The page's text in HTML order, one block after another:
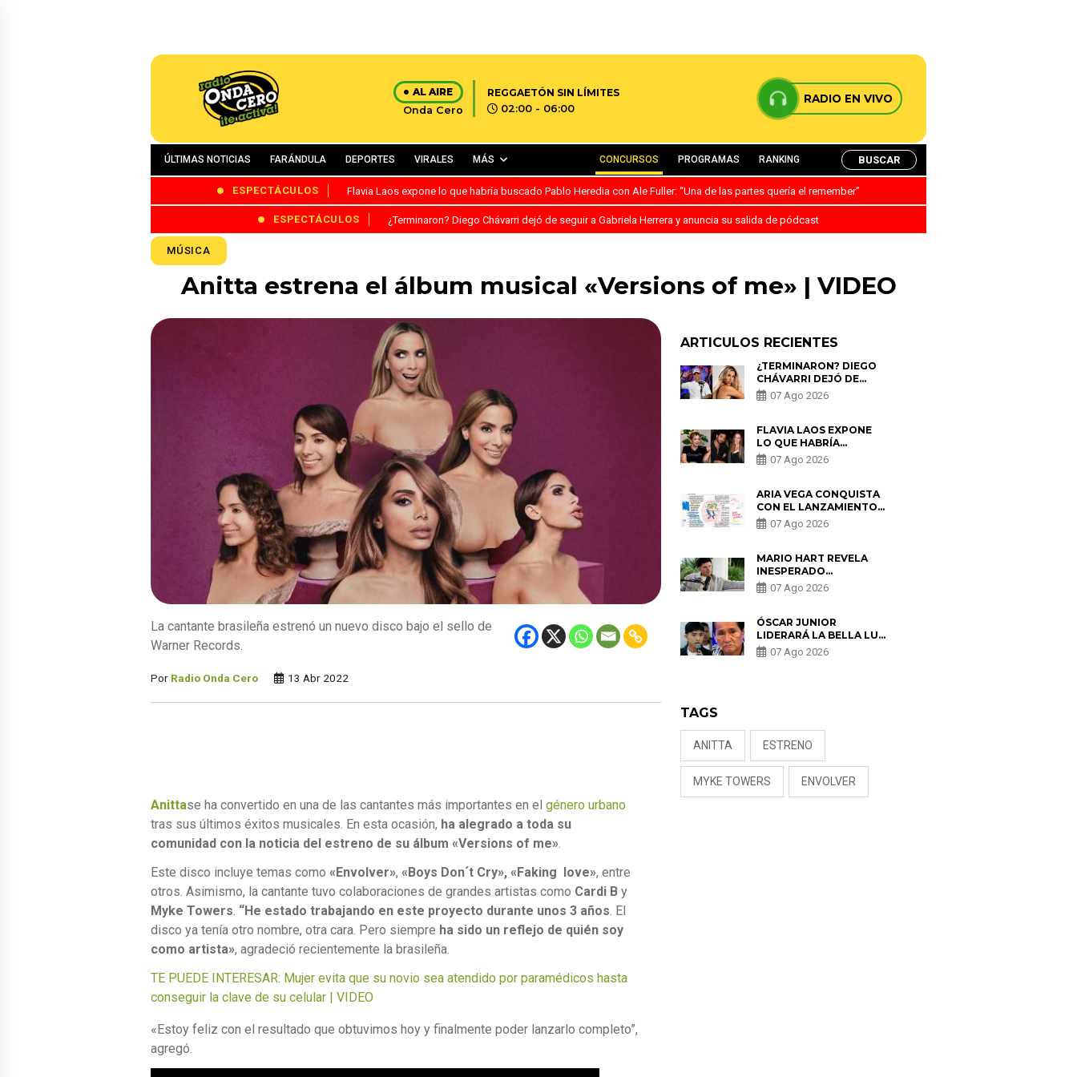
AL AIRE
Onda Cero
REGGAETÓN SIN LÍMITES
02:00 - 06:00
RADIO EN VIVO
ÚLTIMAS NOTICIAS FARÁNDULA DEPORTES VIRALES MÁS CONCURSOS PROGRAMAS RANKING BUSCAR
ESPECTÁCULOS Flavia Laos expone lo que habría buscado Pablo Heredia con Ale Fuller: “Una de las partes quería el remember”
ESPECTÁCULOS ¿Terminaron? Diego Chávarri dejó de seguir a Gabriela Herrera y anuncia su salida de pódcast
MÚSICA
Anitta estrena el álbum musical «Versions of me» | VIDEO
La cantante brasileña estrenó un nuevo disco bajo el sello de
Warner Records.
Por Radio Onda Cero 13 Abr 2022
Anittase ha convertido en una de las cantantes más importantes en el género urbano
tras sus últimos éxitos musicales. En esta ocasión, ha alegrado a toda su
comunidad con la noticia del estreno de su álbum «Versions of me».
Este disco incluye temas como «Envolver», «Boys Don´t Cry», «Faking love», entre
otros. Asimismo, la cantante tuvo colaboraciones de grandes artistas como Cardi B y
Myke Towers. “He estado trabajando en este proyecto durante unos 3 años. El
disco ya tenía otro nombre, otra cara. Pero siempre ha sido un reflejo de quién soy
como artista», agradeció recientemente la brasileña.
TE PUEDE INTERESAR: Mujer evita que su novio sea atendido por paramédicos hasta
conseguir la clave de su celular | VIDEO
«Estoy feliz con el resultado que obtuvimos hoy y finalmente poder lanzarlo completo”,
agregó.
ARTICULOS RECIENTES
¿TERMINARON? DIEGO
CHÁVARRI DEJÓ DE
SEGUIR A GABRIELA
HERRERA Y ANUNCIA SU
07 Ago 2026
FLAVIA LAOS EXPONE
LO QUE HABRÍA
BUSCADO PABLO
HEREDIA CON ALE
PARTES QUERÍA EL
REMEMBER”
07 Ago 2026
ARIA VEGA CONQUISTA
CON EL LANZAMIENTO
DE “TOTOTO (+4)”
07 Ago 2026
MARIO HART REVELA
INESPERADO
PROBLEMA DE SALUD
ANTES DE SEPARARSE
ENCONTRARON UN
TUMOR”
07 Ago 2026
ÓSCAR JUNIOR
LIDERARÁ LA BELLA LUZ
TRAS SALIDA DE SU
PADRE POR POLÉMICA
07 Ago 2026
TAGS
ANITTA ESTRENO
MYKE TOWERS ENVOLVER